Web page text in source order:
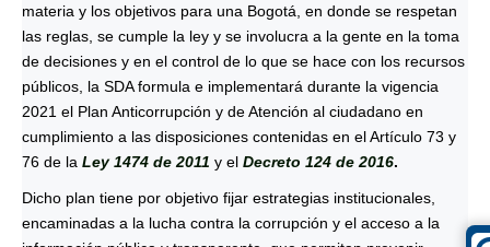
materia y los objetivos para una Bogotá, en donde se respetan
las reglas, se cumple la ley y se involucra a la gente en la toma
de decisiones y en el control de lo que se hace con los recursos
públicos, la SDA formula e implementará durante la vigencia
2021 el Plan Anticorrupción y de Atención al ciudadano en
cumplimiento a las disposiciones contenidas en el Artículo 73 y
76 de la Ley 1474 de 2011 y el Decreto 124 de 2016.
Dicho plan tiene por objetivo fijar estrategias institucionales,
encaminadas a la lucha contra la corrupción y el acceso a la